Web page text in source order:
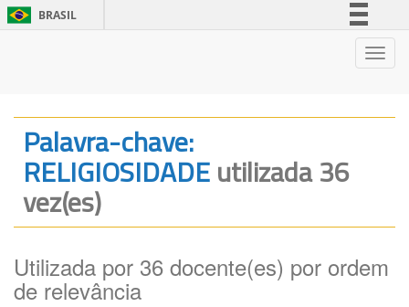
BRASIL
Canais
Palavra-chave:
RELIGIOSIDADEutilizada 36
vez(es)
Utilizada por 36 docente(es) por ordem
de relevância